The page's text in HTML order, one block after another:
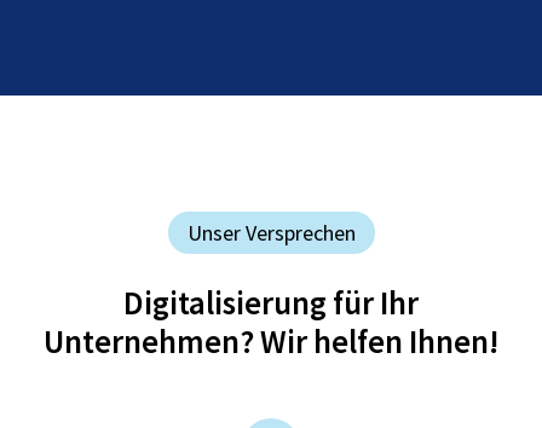
Unser Versprechen
Digitalisierung für Ihr
Unternehmen? Wir helfen Ihnen!